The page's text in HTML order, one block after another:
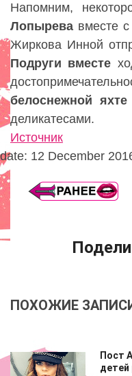
Напомним,
Лопырева вместе
Жиркова Инной
Подруги вместе
белоснежной яхте
деликатесами.
Источник
date: 12 December
ПОХОЖИЕ
Пост
детей